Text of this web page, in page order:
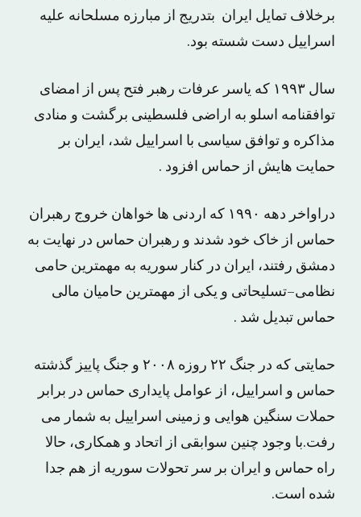
برخلاف تمایل ایران بتدریج از مبارزه مسلحانه علیه
اسراییل دست شسته بود.
سال ۱۹۹۳ که یاسر عرفات رهبر فتح پس از امضای
توافقنامه اسلو به اراضی فلسطینی برگشت و منادی
مذاکره و توافق سیاسی با اسراییل شد، ایران بر
حمایت هایش از حماس افزود .
دراواخر دهه ۱۹۹۰ که اردنی ها خواهان خروج رهبران
حماس از خاک خود شدند و رهبران حماس در نهایت به
دمشق رفتند، ایران در کنار سوریه به مهمترین حامی
نظامی–تسلیحاتی و یکی از مهمترین حامیان مالی
حماس تبدیل شد .
حمایتی که در جنگ ۲۲ روزه ۲۰۰۸ و جنگ پاییز گذشته
حماس و اسراییل، از عوامل پایداری حماس در برابر
حملات سنگین هوایی و زمینی اسراییل به شمار می
رفت.با وجود چنین سوابقی از اتحاد و همکاری، حالا
راه حماس و ایران بر سر تحولات سوریه از هم جدا
شده است.